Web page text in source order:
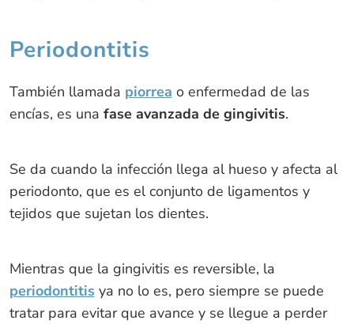
Periodontitis
También llamada piorrea o enfermedad de las
encías, es una fase avanzada de gingivitis.
Se da cuando la infección llega al hueso y afecta al
periodonto, que es el conjunto de ligamentos y
tejidos que sujetan los dientes.
Mientras que la gingivitis es reversible, la
periodontitis ya no lo es, pero siempre se puede
tratar para evitar que avance y se llegue a perder